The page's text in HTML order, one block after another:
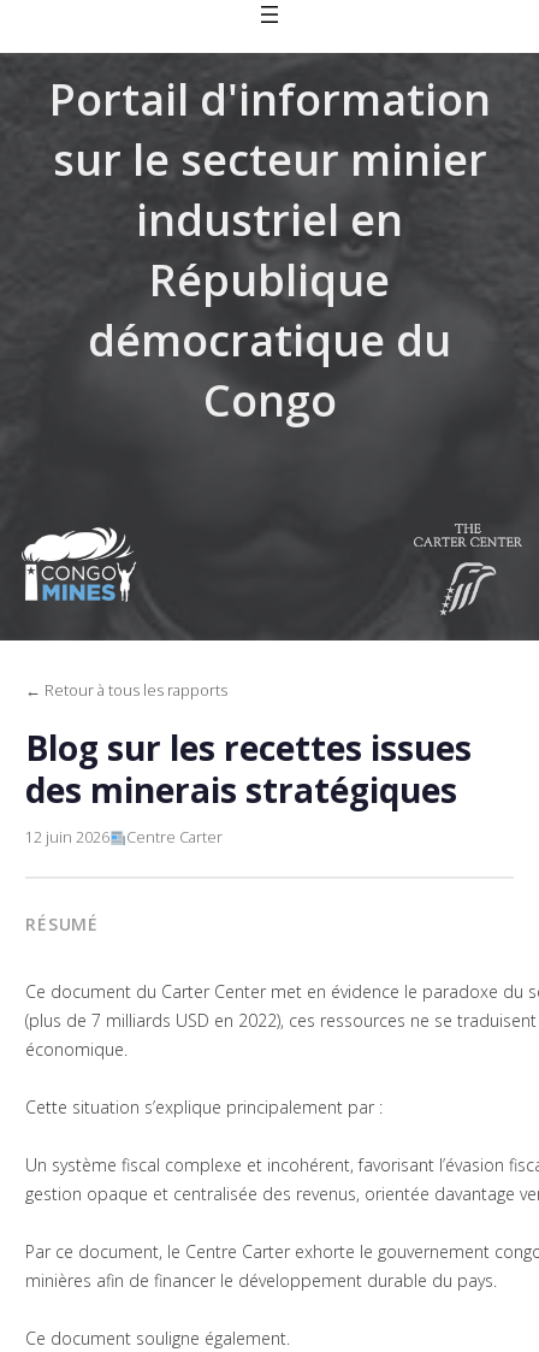
Portail d'information
sur le secteur minier
industriel en
République
démocratique du
Congo
← Retour à tous les rapports
Blog sur les recettes issues
des minerais stratégiques
12 juin 2026 Centre Carter
RÉSUMÉ
Ce document du Carter Center met en évidence le paradoxe du
(plus de 7 milliards USD en 2022), ces ressources ne se
économique.
Cette situation s’explique principalement par :
Un système fiscal complexe et incohérent, favorisant l’évasion
gestion opaque et centralisée des revenus, orientée davantage
Par ce document, le Centre Carter exhorte le gouvernement
minières afin de financer le développement durable du pays.
Ce document souligne également.